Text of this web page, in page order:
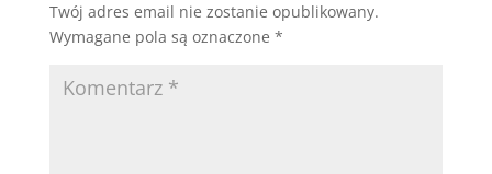
Twój adres email nie zostanie opublikowany.
Wymagane pola są oznaczone *